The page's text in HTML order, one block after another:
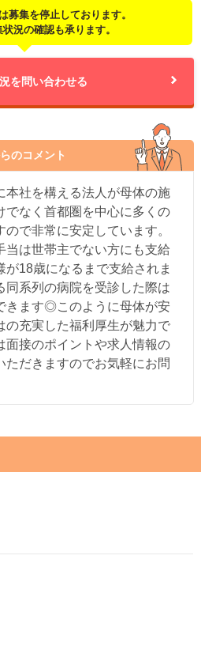
募集を停止しております。
況の確認も承ります。
を問い合わせる
のコメント
本社を構える法人が母体の施
でなく首都圏を中心に多くの
で非常に安定しています。
当は世帯主でない方にも支給
が18歳になるまで支給されま
同系列の病院を受診した際は
きます◎このように母体が安
の充実した福利厚生が魅力で
面接のポイントや求人情報の
ただきますのでお気軽にお問